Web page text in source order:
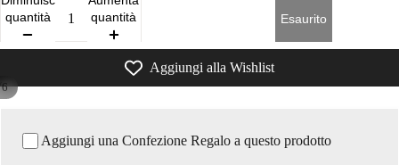
6
quantità
quantità
Esaurito
Aggiungi alla Wishlist
Aggiungi una Confezione Regalo a questo prodotto